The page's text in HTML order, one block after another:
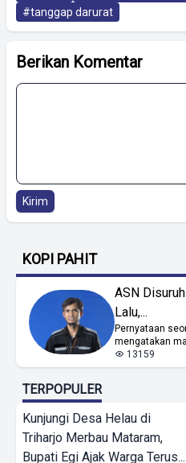
#tanggap darurat
Berikan Komentar
Kirim
KOPI PAHIT
ASN
Lalu,...
Pernyataan
mengatakan
13159
TERPOPULER
Kunjungi Desa Helau di
Triharjo Merbau Mataram,
Bupati Egi Ajak Warga Terus...